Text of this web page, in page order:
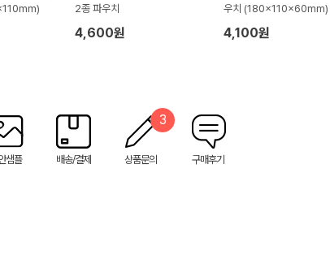
2종 파우치
4,600원
우치 (180x110x60mm)
4,100원
샘플 배송/결제 상품문의
3
구매후기